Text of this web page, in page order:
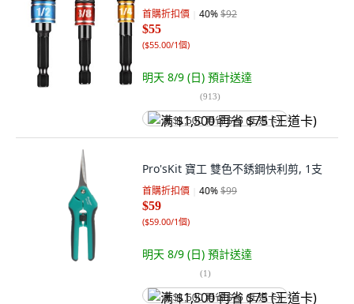
首購折扣價 40%$92
$55
($55.00/1個)
明天 8/9 (日) 預計送達
(913)
满 $1,500 再省 $75 (王道卡)
Pro'sKit 寶工 雙色不銹鋼快利剪, 1支
首購折扣價 40%$99
$59
($59.00/1個)
明天 8/9 (日) 預計送達
(1)
满 $1,500 再省 $75 (王道卡)